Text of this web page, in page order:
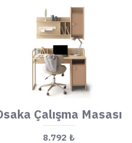
Çalışma Masası
8.792 ₺